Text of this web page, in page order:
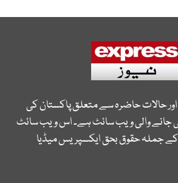
حالات حاضرہ سے متعلق پاکستان کی
جانے والی ویب سائٹ ہے۔ اس ویب سائٹ
کے جملہ حقوق بحق ایکسپریس میڈیا